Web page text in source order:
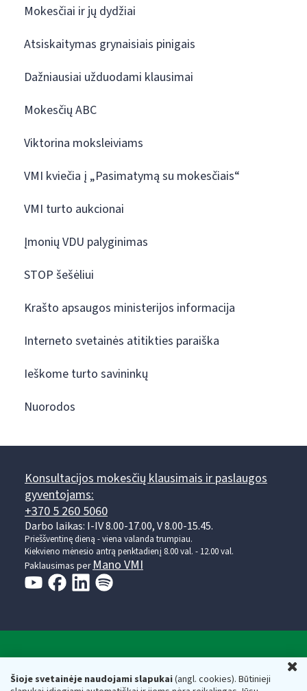
Šioje svetainėje naudojami slapukai(angl. cookies). Būtinieji
Mokesčiai ir jų dydžiai
Atsiskaitymas grynaisiais pinigais
Dažniausiai užduodami klausimai
Mokesčių ABC
Viktorina moksleiviams
VMI kviečia į „Pasimatymą su mokesčiais“
VMI turto aukcionai
Įmonių VDU palyginimas
STOP šešėliui
Krašto apsaugos ministerijos informacija
Interneto svetainės atitikties paraiška
Ieškome turto savininkų
Nuorodos
Konsultacijos mokesčių klausimais ir paslaugos
gyventojams:
+370 5 260 5060
Darbo laikas: I-IV 8.00-17.00, V 8.00-15.45.
Prieššventinę dieną - viena valanda trumpiau.
Kiekvieno mėnesio antrą penktadienį 8.00 val. - 12.00 val.
Paklausimas per Mano VMI
Respublikos finansų ministerijos